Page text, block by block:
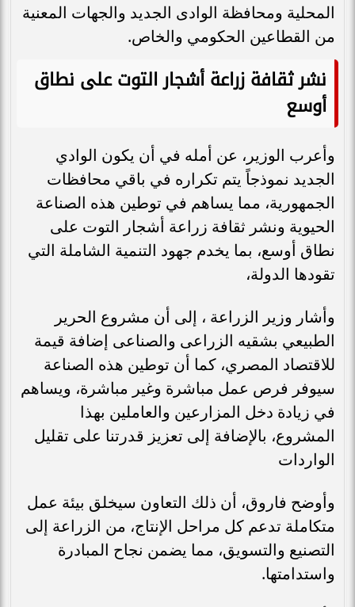
المحلية ومحافظة الوادى الجديد والجهات المعنية
من القطاعين الحكومي والخاص.
نشر ثقافة زراعة أشجار التوت على نطاق
أوسع
وأعرب الوزير، عن أمله في أن يكون الوادي
الجديد نموذجاً يتم تكراره في باقي محافظات
الجمهورية، مما يساهم في توطين هذه الصناعة
الحيوية ونشر ثقافة زراعة أشجار التوت على
نطاق أوسع، بما يخدم جهود التنمية الشاملة التي
تقودها الدولة،
وأشار وزير الزراعة ، إلى أن مشروع الحرير
الطبيعي بشقيه الزراعى والصناعى إضافة قيمة
للاقتصاد المصري، كما أن توطين هذه الصناعة
سيوفر فرص عمل مباشرة وغير مباشرة، ويساهم
في زيادة دخل المزارعين والعاملين بهذا
المشروع، بالإضافة إلى تعزيز قدرتنا على تقليل
الواردات
وأوضح فاروق، أن ذلك التعاون سيخلق بيئة عمل
متكاملة تدعم كل مراحل الإنتاج، من الزراعة إلى
التصنيع والتسويق، مما يضمن نجاح المبادرة
واستدامتها.